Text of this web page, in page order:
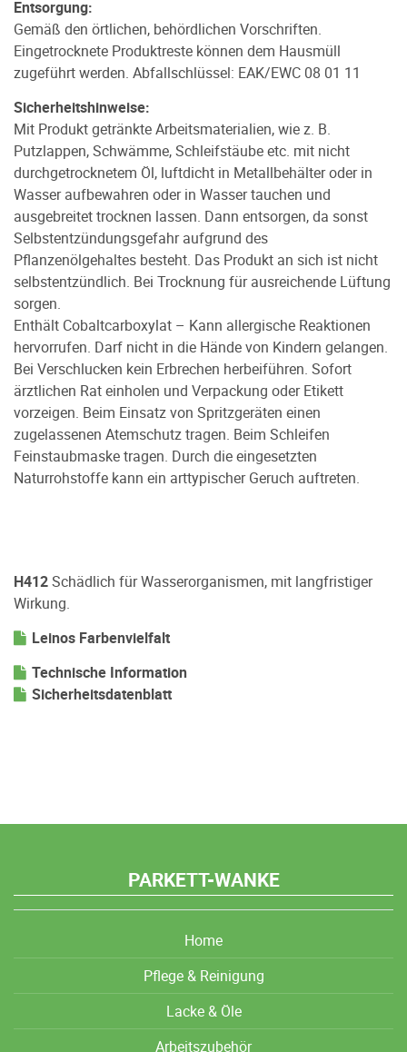
Entsorgung:
Gemäß den örtlichen, behördlichen Vorschriften.
Eingetrocknete Produktreste können dem Hausmüll
zugeführt werden. Abfallschlüssel: EAK/EWC 08 01 11
Sicherheitshinweise:
Mit Produkt getränkte Arbeitsmaterialien, wie z. B.
Putzlappen, Schwämme, Schleifstäube etc. mit nicht
durchgetrocknetem Öl, luftdicht in Metallbehälter oder in
Wasser aufbewahren oder in Wasser tauchen und
ausgebreitet trocknen lassen. Dann entsorgen, da sonst
Selbstentzündungsgefahr aufgrund des
Pflanzenölgehaltes besteht. Das Produkt an sich ist nicht
selbstentzündlich. Bei Trocknung für ausreichende Lüftung
sorgen.
Enthält Cobaltcarboxylat – Kann allergische Reaktionen
hervorrufen. Darf nicht in die Hände von Kindern gelangen.
Bei Verschlucken kein Erbrechen herbeiführen. Sofort
ärztlichen Rat einholen und Verpackung oder Etikett
vorzeigen. Beim Einsatz von Spritzgeräten einen
zugelassenen Atemschutz tragen. Beim Schleifen
Feinstaubmaske tragen. Durch die eingesetzten
Naturrohstoffe kann ein arttypischer Geruch auftreten.
H412Schädlich für Wasserorganismen, mit langfristiger
Wirkung.
Leinos Farbenvielfalt
Technische Information
Sicherheitsdatenblatt
PARKETT-WANKE
Home
Pflege & Reinigung
Lacke & Öle
Arbeitszubehör